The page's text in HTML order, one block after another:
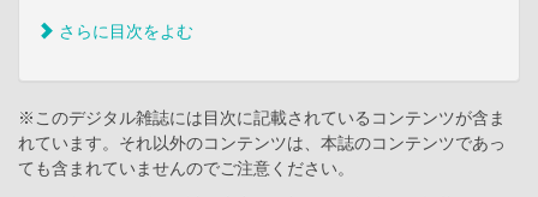
さらに目次をよむ
※このデジタル雑誌には目次に記載されているコンテンツが含ま
れています。それ以外のコンテンツは、本誌のコンテンツであっ
ても含まれていませんのでご注意ください。